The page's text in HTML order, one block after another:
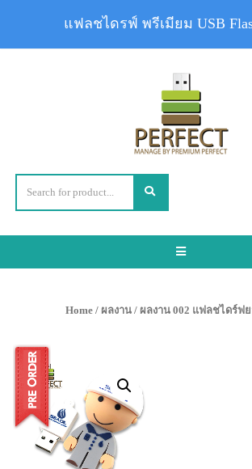
Toggle
Home/ ผลงาน/ ผลงาน 002 แฟลชไดร์ฟย
แฟลชไดรฟ์ พรีเมียม USB